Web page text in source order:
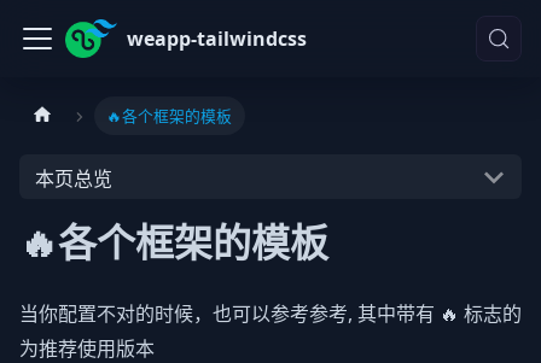
weapp-tailwindcss
🔥各个框架的模板
本页总览
🔥各个框架的模板
当你配置不对的时候，也可以参考参考, 其中带有 🔥 标志的
为推荐使用版本